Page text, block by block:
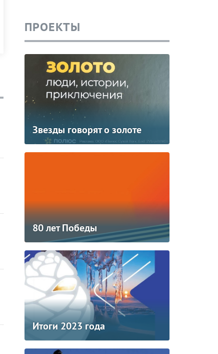
ПРОЕКТЫ
Звезды говорят о золоте
80 лет Победы
Итоги 2023 года